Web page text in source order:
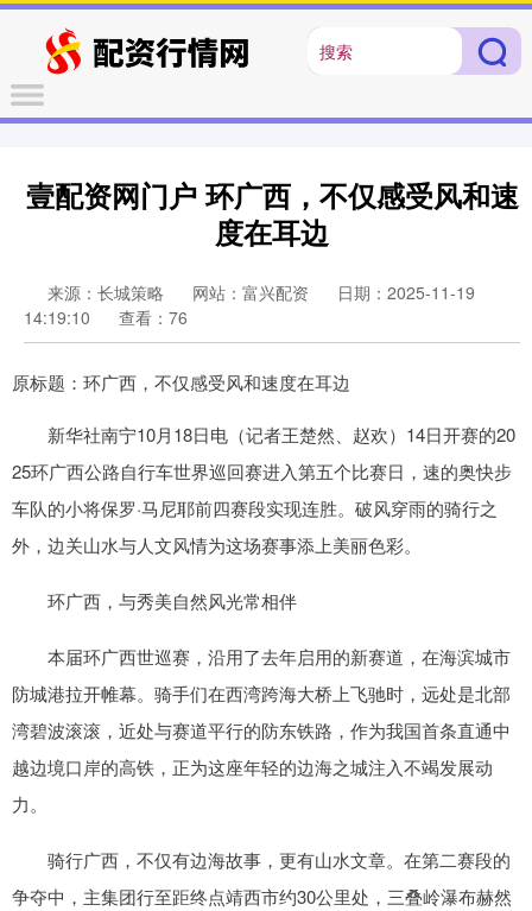
壹配资网门户 环广西，不仅感受风和速
度在耳边
来源：长城策略 网站：富兴配资
日期：2025-11-19
14:19:10
查看：76
原标题：环广西，不仅感受风和速度在耳边
新华社南宁10月18日电（记者王楚然、赵欢）14日开赛的20
25环广西公路自行车世界巡回赛进入第五个比赛日，速的奥快步
车队的小将保罗·马尼耶前四赛段实现连胜。破风穿雨的骑行之
外，边关山水与人文风情为这场赛事添上美丽色彩。
环广西，与秀美自然风光常相伴
本届环广西世巡赛，沿用了去年启用的新赛道，在海滨城市
防城港拉开帷幕。骑手们在西湾跨海大桥上飞驰时，远处是北部
湾碧波滚滚，近处与赛道平行的防东铁路，作为我国首条直通中
越边境口岸的高铁，正为这座年轻的边海之城注入不竭发展动
力。
骑行广西，不仅有边海故事，更有山水文章。在第二赛段的
争夺中，主集团行至距终点靖西市约30公里处，三叠岭瀑布赫然